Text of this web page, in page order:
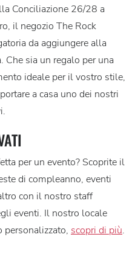
Conciliazione 26/28 a
il negozio The Rock
da aggiungere alla
sia un regalo per una
ideale per il vostro stile,
a casa uno dei nostri
per un evento? Scoprite il
di compleanno, eventi
con il nostro staff
eventi. Il nostro locale
personalizzato, scopri di più.